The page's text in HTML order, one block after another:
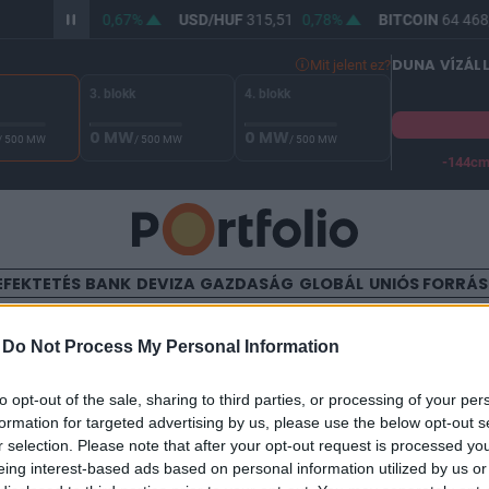
Do Not Process My Personal Information
opt-out of the sale, sharing to third parties, or processing of your
for targeted advertising by us, please use the below opt-out
selection. Please note that after your opt-out request is processed
interest-based ads based on personal information utilized by us
364,16 0,67% USD/HUF 315,51 0,78% BITCOIN64
Mit jelent ez?
/ 500 MW
3. blokk
0 MW/ 500 MW
4. blokk
0 MW/ 500 MW
DUNA
-144cm
BANK DEVIZA GAZDASÁG GLOBÁL UNIÓS
ipari termelés,